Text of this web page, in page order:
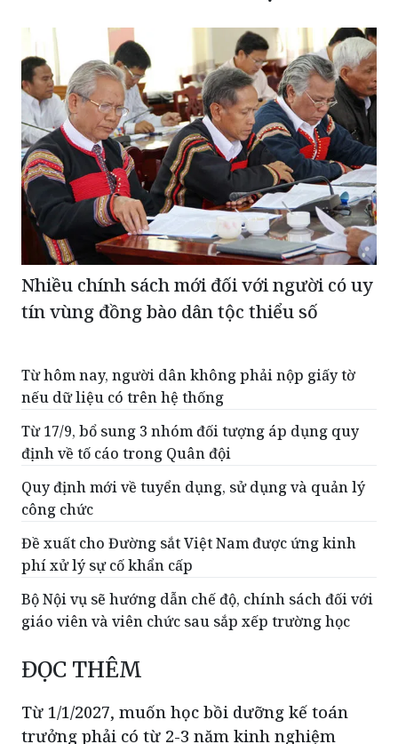
TIN CÙNG CHUYÊN MỤC
tín vùng đồng bào dân tộc thiểu số
Từ hôm nay, người dân không phải nộp giấy tờ
nếu dữ liệu có trên hệ thống
Từ 17/9, bổ sung 3 nhóm đối tượng áp dụng quy
định về tố cáo trong Quân đội
Quy định mới về tuyển dụng, sử dụng và quản lý
công chức
Đề xuất cho Đường sắt Việt Nam được ứng kinh
phí xử lý sự cố khẩn cấp
Bộ Nội vụ sẽ hướng dẫn chế độ, chính sách đối với
giáo viên và viên chức sau sắp xếp trường học
ĐỌC THÊM